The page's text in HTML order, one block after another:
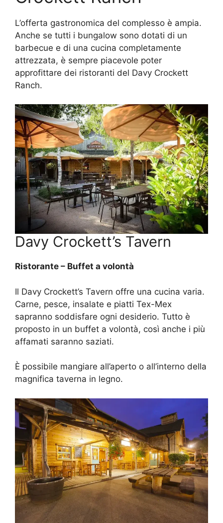
L’offerta gastronomica del complesso è ampia.
Anche se tutti i bungalow sono dotati di un
barbecue e di una cucina completamente
attrezzata, è sempre piacevole poter
approfittare dei ristoranti del Davy Crockett
Ranch.
Davy Crockett’s Tavern
Ristorante – Buffet a volontà
Il Davy Crockett’s Tavern offre una cucina varia.
Carne, pesce, insalate e piatti Tex-Mex
sapranno soddisfare ogni desiderio. Tutto è
proposto in un buffet a volontà, così anche i più
affamati saranno saziati.
È possibile mangiare all’aperto o all’interno della
magnifica taverna in legno.